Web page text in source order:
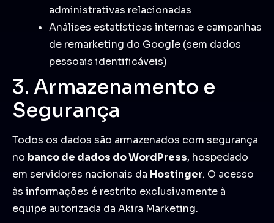
administrativas relacionadas
Análises estatísticas internas e campanhas
de remarketing do Google (sem dados
pessoais identificáveis)
3. Armazenamento e
Segurança
Todos os dados são armazenados com segurança
no banco de dados do WordPress, hospedado
em servidores nacionais da Hostinger. O acesso
às informações é restrito exclusivamente à
equipe autorizada da Akira Marketing.